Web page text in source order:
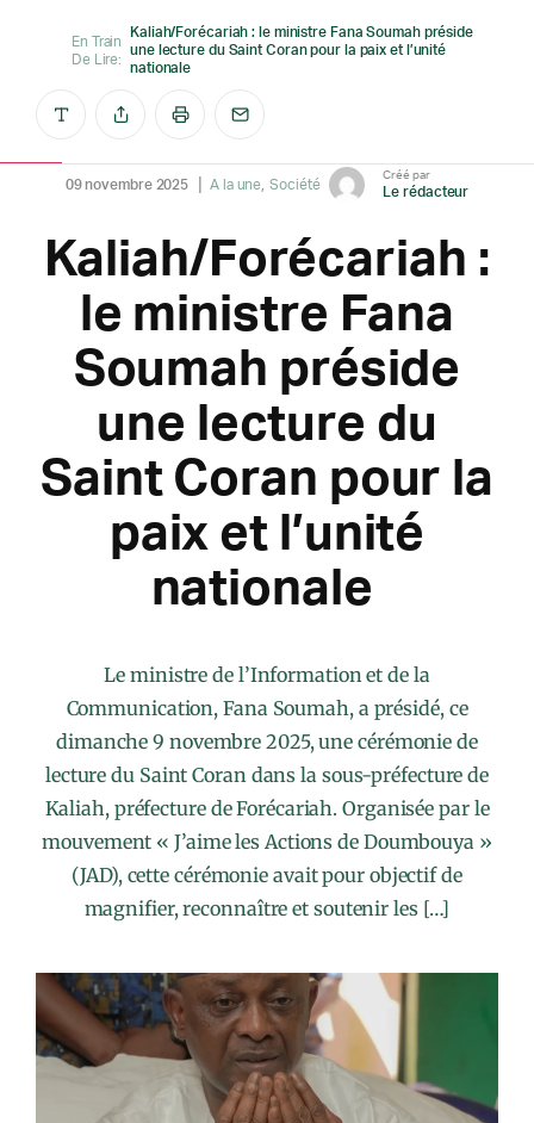
En Train
De Lire:
Kaliah/Forécariah : le ministre Fana Soumah préside
une lecture du Saint Coran pour la paix et l’unité
nationale
09 novembre 2025 A la une Société
Créé par
Le rédacteur
Kaliah/Forécariah :
le ministre Fana
Soumah préside
une lecture du
Saint Coran pour la
paix et l’unité
nationale
Le ministre de l’Information et de la
Communication, Fana Soumah, a présidé, ce
dimanche 9 novembre 2025, une cérémonie de
lecture du Saint Coran dans la sous-préfecture de
Kaliah, préfecture de Forécariah. Organisée par le
mouvement « J’aime les Actions de Doumbouya »
(JAD), cette cérémonie avait pour objectif de
magnifier, reconnaître et soutenir les […]